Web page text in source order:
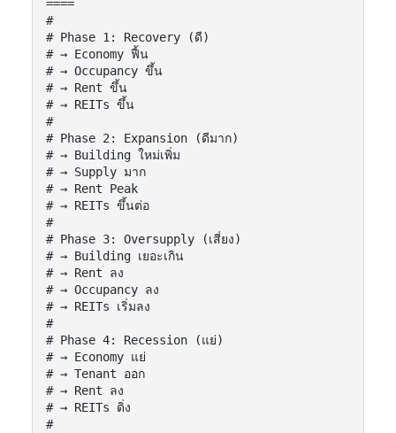
====
#
# Phase 1: Recovery (ดี)
# → Economy ฟื้น
# → Occupancy ขึ้น
# → Rent ขึ้น
# → REITs ขึ้น
#
# Phase 2: Expansion (ดีมาก)
# → Building ใหม่เพิ่ม
# → Supply มาก
# → Rent Peak
# → REITs ขึ้นต่อ
#
# Phase 3: Oversupply (เสี่ยง)
# → Building เยอะเกิน
# → Rent ลง
# → Occupancy ลง
# → REITs เริ่มลง
#
# Phase 4: Recession (แย่)
# → Economy แย่
# → Tenant ออก
# → Rent ลง
# → REITs ดิ่ง
#